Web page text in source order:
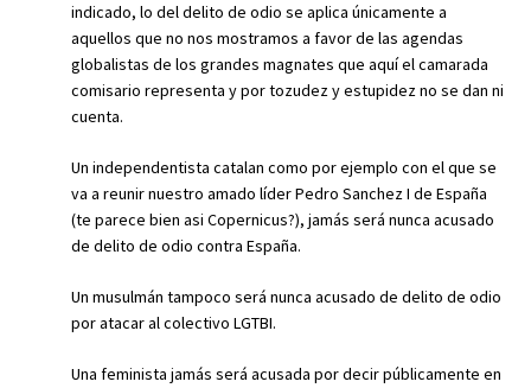
indicado, lo del delito de odio se aplica únicamente a
aquellos que no nos mostramos a favor de las agendas
globalistas de los grandes magnates que aquí el camarada
comisario representa y por tozudez y estupidez no se dan ni
cuenta.
Un independentista catalan como por ejemplo con el que se
va a reunir nuestro amado líder Pedro Sanchez I de España
(te parece bien asi Copernicus?), jamás será nunca acusado
de delito de odio contra España.
Un musulmán tampoco será nunca acusado de delito de odio
por atacar al colectivo LGTBI.
Una feminista jamás será acusada por decir públicamente en